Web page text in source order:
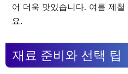
어 더욱 맛있습니다. 여름 제
요.
재료 준비와 선택 팁